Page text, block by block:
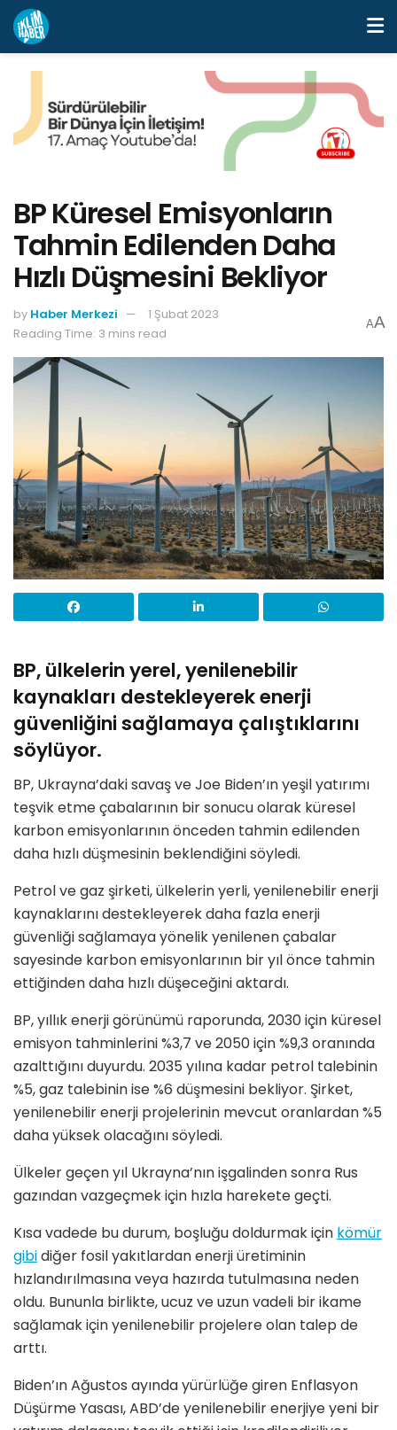
BP Küresel Emisyonların
Tahmin Edilenden Daha
Hızlı Düşmesini Bekliyor
by Haber Merkezi
1 Şubat 2023
Reading Time: 3 mins read
AA
BP, ülkelerin yerel, yenilenebilir
kaynakları destekleyerek enerji
güvenliğini sağlamaya çalıştıklarını
söylüyor.
BP, Ukrayna’daki savaş ve Joe Biden’ın yeşil yatırımı
teşvik etme çabalarının bir sonucu olarak küresel
karbon emisyonlarının önceden tahmin edilenden
daha hızlı düşmesinin beklendiğini söyledi.
Petrol ve gaz şirketi, ülkelerin yerli, yenilenebilir enerji
kaynaklarını destekleyerek daha fazla enerji
güvenliği sağlamaya yönelik yenilenen çabalar
sayesinde karbon emisyonlarının bir yıl önce tahmin
ettiğinden daha hızlı düşeceğini aktardı.
BP, yıllık enerji görünümü raporunda, 2030 için küresel
emisyon tahminlerini %3,7 ve 2050 için %9,3 oranında
azalttığını duyurdu. 2035 yılına kadar petrol talebinin
%5, gaz talebinin ise %6 düşmesini bekliyor. Şirket,
yenilenebilir enerji projelerinin mevcut oranlardan %5
daha yüksek olacağını söyledi.
Ülkeler geçen yıl Ukrayna’nın işgalinden sonra Rus
gazından vazgeçmek için hızla harekete geçti.
Kısa vadede bu durum, boşluğu doldurmak için kömür
gibidiğer fosil yakıtlardan enerji üretiminin
hızlandırılmasına veya hazırda tutulmasına neden
oldu. Bununla birlikte, ucuz ve uzun vadeli bir ikame
sağlamak için yenilenebilir projelere olan talep de
arttı.
Biden’ın Ağustos ayında yürürlüğe giren Enflasyon
Düşürme Yasası, ABD’de yenilenebilir enerjiye yeni bir